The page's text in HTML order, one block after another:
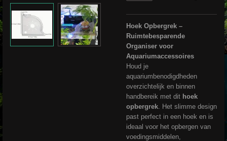
Hoek Opbergrek –
Ruimtebesparende
Organiser voor
Aquariumaccessoires
Houd je
aquariumbenodigdheden
overzichtelijk en binnen
handbereik met dit hoek
opbergrek . Het slimme design
past perfect in een hoek en is
ideaal voor het opbergen van
voedingsmiddelen,